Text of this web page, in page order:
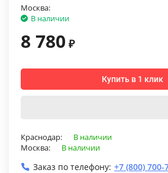
Москва:
В наличии
8 780 ₽
Купить в 1 клик
Краснодар:
В наличии
Москва:
В наличии
Заказ по телефону: +7 (800) 700-